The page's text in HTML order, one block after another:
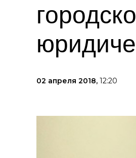
02 апреля 2018, 12:20